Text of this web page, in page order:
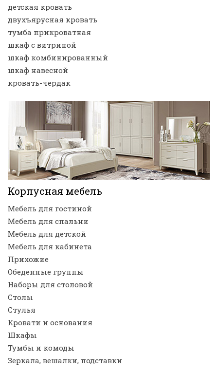
детская кровать
двухъярусная кровать
тумба прикроватная
шкаф с витриной
шкаф комбинированный
шкаф навесной
кровать-чердак
Корпусная мебель
Мебель для гостиной
Мебель для спальни
Мебель для детской
Мебель для кабинета
Прихожие
Обеденные группы
Наборы для столовой
Столы
Стулья
Кровати и основания
Шкафы
Тумбы и комоды
Зеркала, вешалки, подставки